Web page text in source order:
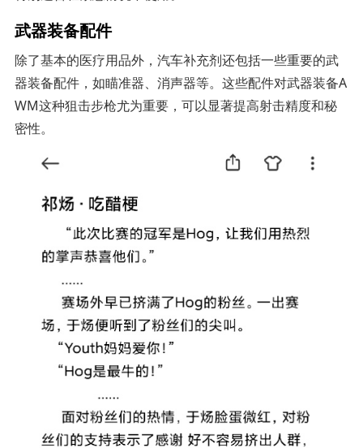
武器装备配件
除了基本的医疗用品外，汽车补充剂还包括一些重要的武
器装备配件，如瞄准器、消声器等。这些配件对武器装备A
WM这种狙击步枪尤为重要，可以显著提高射击精度和秘
密性。